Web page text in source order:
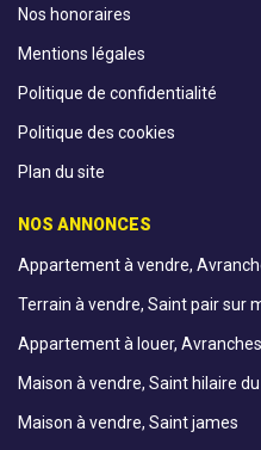
Nos honoraires
Mentions légales
Politique de confidentialité
Politique des cookies
Plan du site
NOS ANNONCES
Appartement à vendre,
Terrain à vendre, Saint pair sur
Appartement à louer, Avranches
Maison à vendre, Saint hilaire
Maison à vendre, Saint james